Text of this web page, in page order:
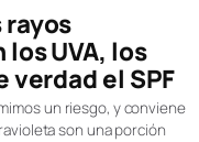
UVA, los
verdad el SPF
un riesgo, y conviene
son una porción